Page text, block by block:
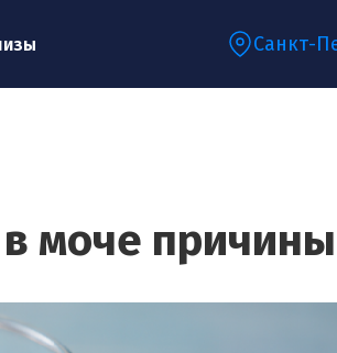
Санкт-
моче причины